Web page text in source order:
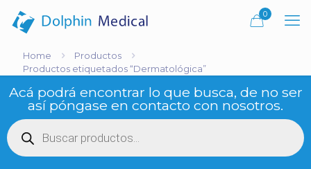
0
Home
Productos
Productos etiquetados “Dermatológica”
Acá podrá encontrar lo que busca, de no ser
así póngase en contacto con nosotros.
Búsqueda
de
productos